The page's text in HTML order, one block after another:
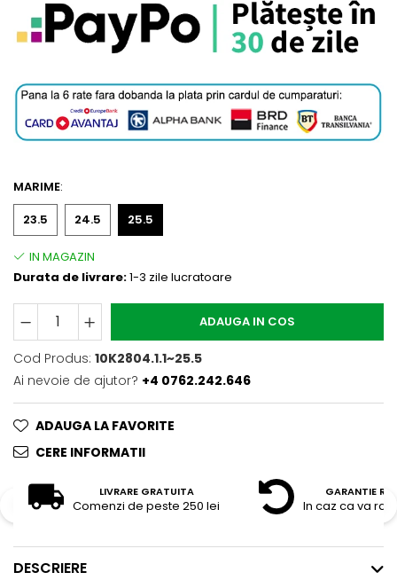
MARIME:
23.5
24.5 25.5
Durata de livrare:1-3 zile lucratoare
ADAUGA IN COS
Cod Produs: 10K2804.1.1~25.5
Ai nevoie de ajutor? +4 0762.242.646
ADAUGA LA FAVORITE
CERE INFORMATII
LIVRARE GRATUITA
Comenzi de peste 250 lei
GARANTIE
In caz ca va
DESCRIERE